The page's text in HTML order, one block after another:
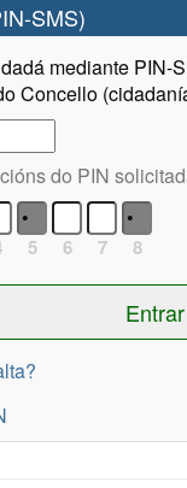
SMS)
mediante PIN-
Concello
do PIN
5 6 7 8